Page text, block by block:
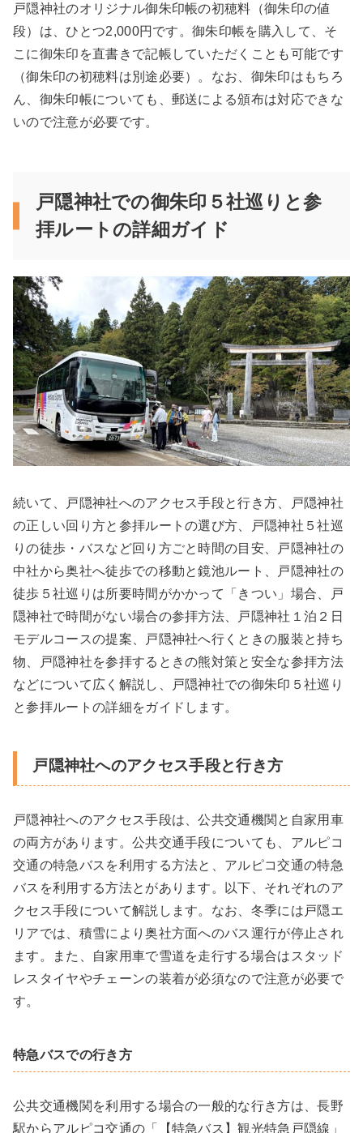
戸隠神社のオリジナル御朱印帳の初穂料（御朱印の値
段）は、ひとつ2,000円です。御朱印帳を購入して、そ
こに御朱印を直書きで記帳していただくことも可能です
（御朱印の初穂料は別途必要）。なお、御朱印はもちろ
ん、御朱印帳についても、郵送による頒布は対応できな
いので注意が必要です。
戸隠神社での御朱印５社巡りと参
拝ルートの詳細ガイド
続いて、戸隠神社へのアクセス手段と行き方、戸隠神社
の正しい回り方と参拝ルートの選び方、戸隠神社５社巡
りの徒歩・バスなど回り方ごと時間の目安、戸隠神社の
中社から奥社へ徒歩での移動と鏡池ルート、戸隠神社の
徒歩５社巡りは所要時間がかかって「きつい」場合、戸
隠神社で時間がない場合の参拝方法、戸隠神社１泊２日
モデルコースの提案、戸隠神社へ行くときの服装と持ち
物、戸隠神社を参拝するときの熊対策と安全な参拝方法
などについて広く解説し、戸隠神社での御朱印５社巡り
と参拝ルートの詳細をガイドします。
戸隠神社へのアクセス手段と行き方
戸隠神社へのアクセス手段は、公共交通機関と自家用車
の両方があります。公共交通手段についても、アルピコ
交通の特急バスを利用する方法と、アルピコ交通の特急
バスを利用する方法とがあります。以下、それぞれのア
クセス手段について解説します。なお、冬季には戸隠エ
リアでは、積雪により奥社方面へのバス運行が停止され
ます。また、自家用車で雪道を走行する場合はスタッド
レスタイヤやチェーンの装着が必須なので注意が必要で
す。
特急バスでの行き方
公共交通機関を利用する場合の一般的な行き方は、長野
駅からアルピコ交通の「【特急バス】観光特急戸隠線」